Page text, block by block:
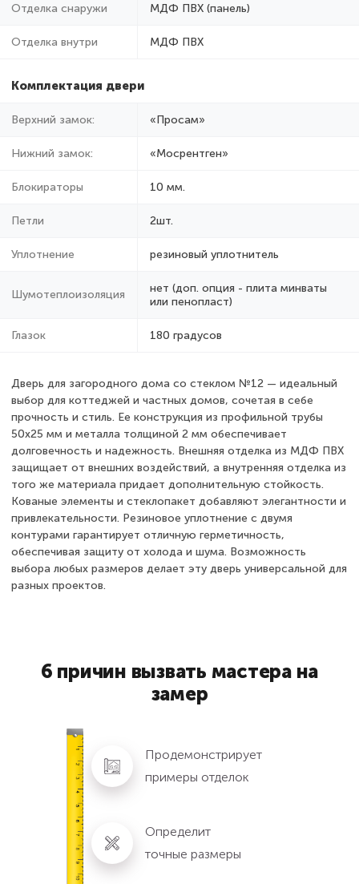
Отделка снаружи МДФ ПВХ (панель)
Отделка внутри МДФ ПВХ
Комплектация двери
Верхний замок: «Просам»
Нижний замок: «Мосрентген»
Блокираторы 10 мм.
Петли 2шт.
Уплотнение резиновый уплотнитель
Шумотеплоизоляция
нет (доп. опция - плита минваты
или пенопласт)
Глазок 180 градусов
Дверь для загородного дома со стеклом №12 — идеальный
выбор для коттеджей и частных домов, сочетая в себе
прочность и стиль. Ее конструкция из профильной трубы
50х25 мм и металла толщиной 2 мм обеспечивает
долговечность и надежность. Внешняя отделка из МДФ ПВХ
защищает от внешних воздействий, а внутренняя отделка из
того же материала придает дополнительную стойкость.
Кованые элементы и стеклопакет добавляют элегантности и
привлекательности. Резиновое уплотнение с двумя
контурами гарантирует отличную герметичность,
обеспечивая защиту от холода и шума. Возможность
выбора любых размеров делает эту дверь универсальной для
разных проектов.
6 причин вызвать мастера на
замер
Продемонстрирует
примеры отделок
Определит
точные размеры